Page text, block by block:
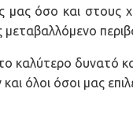
όσο και στους
καλύτερο δυνατό
όλοι όσοι μας